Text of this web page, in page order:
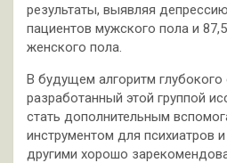
результаты, выявляя
пациентов мужского пола и
женского пола.
В будущем алгоритм глубокого
разработанный этой группой
стать дополнительным
инструментом для психиатров
другими хорошо